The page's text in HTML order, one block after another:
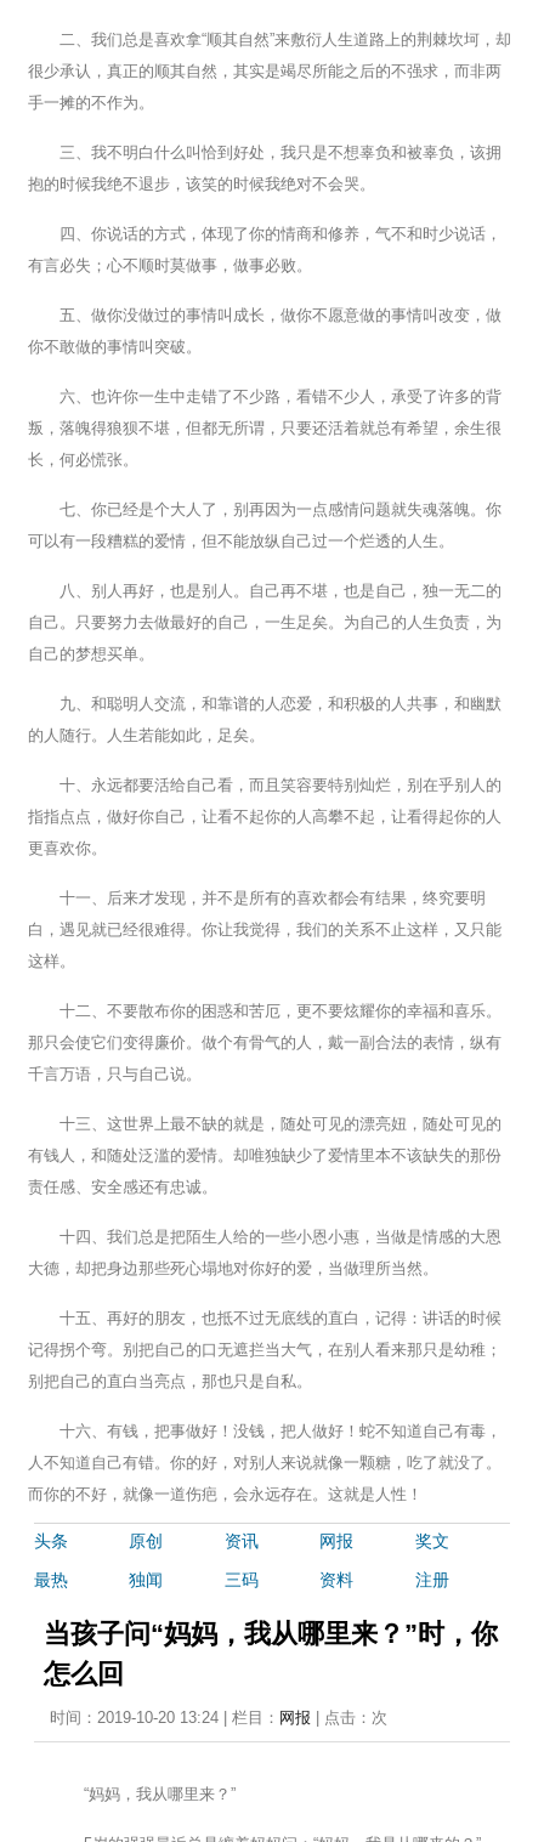
二、我们总是喜欢拿“顺其自然”来敷衍人生道路上的荆棘坎坷，却
很少承认，真正的顺其自然，其实是竭尽所能之后的不强求，而非两
手一摊的不作为。
三、我不明白什么叫恰到好处，我只是不想辜负和被辜负，该拥
抱的时候我绝不退步，该笑的时候我绝对不会哭。
四、你说话的方式，体现了你的情商和修养，气不和时少说话，
有言必失；心不顺时莫做事，做事必败。
五、做你没做过的事情叫成长，做你不愿意做的事情叫改变，做
你不敢做的事情叫突破。
六、也许你一生中走错了不少路，看错不少人，承受了许多的背
叛，落魄得狼狈不堪，但都无所谓，只要还活着就总有希望，余生很
长，何必慌张。
七、你已经是个大人了，别再因为一点感情问题就失魂落魄。你
可以有一段糟糕的爱情，但不能放纵自己过一个烂透的人生。
八、别人再好，也是别人。自己再不堪，也是自己，独一无二的
自己。只要努力去做最好的自己，一生足矣。为自己的人生负责，为
自己的梦想买单。
九、和聪明人交流，和靠谱的人恋爱，和积极的人共事，和幽默
的人随行。人生若能如此，足矣。
十、永远都要活给自己看，而且笑容要特别灿烂，别在乎别人的
指指点点，做好你自己，让看不起你的人高攀不起，让看得起你的人
更喜欢你。
十一、后来才发现，并不是所有的喜欢都会有结果，终究要明
白，遇见就已经很难得。你让我觉得，我们的关系不止这样，又只能
这样。
十二、不要散布你的困惑和苦厄，更不要炫耀你的幸福和喜乐。
那只会使它们变得廉价。做个有骨气的人，戴一副合法的表情，纵有
千言万语，只与自己说。
十三、这世界上最不缺的就是，随处可见的漂亮妞，随处可见的
有钱人，和随处泛滥的爱情。却唯独缺少了爱情里本不该缺失的那份
责任感、安全感还有忠诚。
十四、我们总是把陌生人给的一些小恩小惠，当做是情感的大恩
大德，却把身边那些死心塌地对你好的爱，当做理所当然。
十五、再好的朋友，也抵不过无底线的直白，记得：讲话的时候
记得拐个弯。别把自己的口无遮拦当大气，在别人看来那只是幼稚；
别把自己的直白当亮点，那也只是自私。
十六、有钱，把事做好！没钱，把人做好！蛇不知道自己有毒，
人不知道自己有错。你的好，对别人来说就像一颗糖，吃了就没了。
而你的不好，就像一道伤疤，会永远存在。这就是人性！
头条 原创 资讯 网报
奖文
最热
独闻 三码 资料 注册
当孩子问“妈妈，我从哪里来？”时，你
怎么回
时间：2019-10-20 13:24 | 栏目： 网报 | 点击： 次
“妈妈，我从哪里来？”